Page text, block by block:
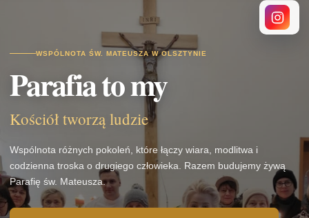
WSPÓLNOTA ŚW. MATEUSZA W OLSZTYNIE
Parafia to my
Kościół tworzą ludzie
Wspólnota różnych pokoleń, które łączy wiara, modlitwa i
codzienna troska o drugiego człowieka. Razem budujemy żywą
Parafię św. Mateusza.